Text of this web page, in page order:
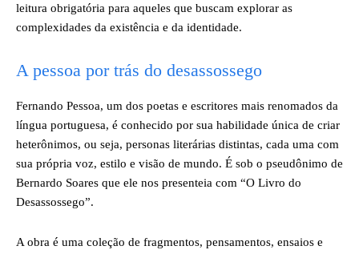
leitura obrigatória para aqueles que buscam explorar as
complexidades da existência e da identidade.
A pessoa por trás do desassossego
Fernando Pessoa, um dos poetas e escritores mais renomados da
língua portuguesa, é conhecido por sua habilidade única de criar
heterônimos, ou seja, personas literárias distintas, cada uma com
sua própria voz, estilo e visão de mundo. É sob o pseudônimo de
Bernardo Soares que ele nos presenteia com “O Livro do
Desassossego”.
A obra é uma coleção de fragmentos, pensamentos, ensaios e